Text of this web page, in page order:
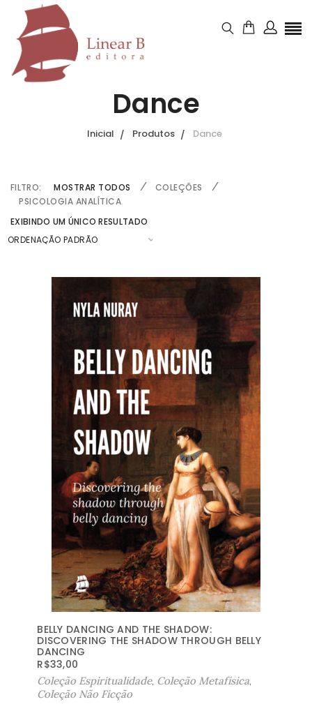
Dance
Inicial Produtos Dance
FILTRO: MOSTRAR TODOS
COLEÇÕES
PSICOLOGIA ANALÍTICA
EXIBINDO UM ÚNICO RESULTADO
BELLY DANCING AND THE SHADOW:
DISCOVERING THE SHADOW THROUGH BELLY
DANCING
R$33,00
Coleção Espiritualidade, Coleção Metafísica,
Coleção Não Ficção